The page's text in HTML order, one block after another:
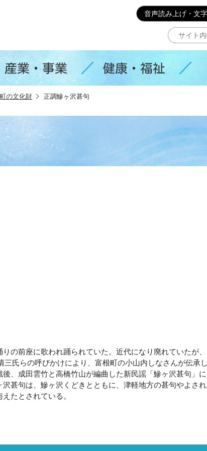
音声読み上げ・文
産業・事業 健康・福祉
の文化財 正調鰺ヶ沢甚句
の前座に歌われ踊られていた。近代になり廃れていたが、
氏らの呼びかけにより、富根町の小山内しなさんが伝承し
、成田雲竹と高橋竹山が編曲した新民謡「鰺ヶ沢甚句」に
甚句は、鰺ヶ沢くどきとともに、津軽地方の甚句やよされ
たとされている。